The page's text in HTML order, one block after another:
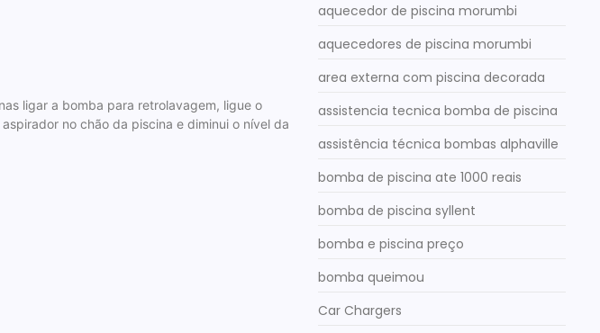
ligar a bomba para retrolavagem, ligue o
no chão da piscina e diminui o nível da
aquecedor de piscina morumbi
aquecedores de piscina morumbi
area externa com piscina decorada
assistencia tecnica bomba de piscina
assistência técnica bombas alphaville
bomba de piscina ate 1000 reais
bomba de piscina syllent
bomba e piscina preço
bomba queimou
Car Chargers